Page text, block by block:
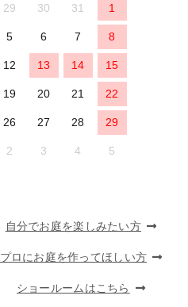
29 30 31 1
5 6 7 8
12 13 14 15
19 20 21 22
26 27 28 29
2 3 4 5
自分でお庭を楽しみたい方
プロにお庭を作ってほしい方
ショールームはこちら